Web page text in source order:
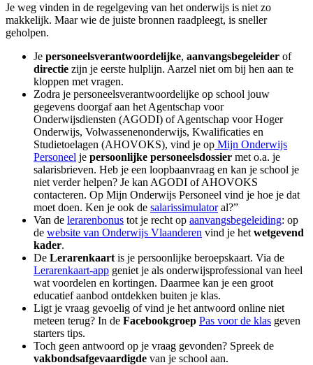
Je weg vinden in de regelgeving van het onderwijs is niet zo
makkelijk. Maar wie de juiste bronnen raadpleegt, is sneller
geholpen.
Je personeelsverantwoordelijke, aanvangsbegeleider of
directie zijn je eerste hulplijn. Aarzel niet om bij hen aan te
kloppen met vragen.
Zodra je personeelsverantwoordelijke op school jouw
gegevens doorgaf aan het Agentschap voor
Onderwijsdiensten (AGODI) of Agentschap voor Hoger
Onderwijs, Volwassenenonderwijs, Kwalificaties en
Studietoelagen (AHOVOKS), vind je op Mijn Onderwijs
Personeel je persoonlijke personeelsdossier met o.a. je
salarisbrieven. Heb je een loopbaanvraag en kan je school je
niet verder helpen? Je kan AGODI of AHOVOKS
contacteren. Op Mijn Onderwijs Personeel vind je hoe je dat
moet doen. Ken je ook de salarissimulatoral?”
Van de lerarenbonus tot je recht op aanvangsbegeleiding: op
de website van Onderwijs Vlaanderen vind je het wetgevend
kader.
De Lerarenkaart is je persoonlijke beroepskaart. Via de
Lerarenkaart-app geniet je als onderwijsprofessional van heel
wat voordelen en kortingen. Daarmee kan je een groot
educatief aanbod ontdekken buiten je klas.
Ligt je vraag gevoelig of vind je het antwoord online niet
meteen terug? In de Facebookgroep Pas voor de klas geven
starters tips.
Toch geen antwoord op je vraag gevonden? Spreek de
vakbondsafgevaardigde van je school aan.